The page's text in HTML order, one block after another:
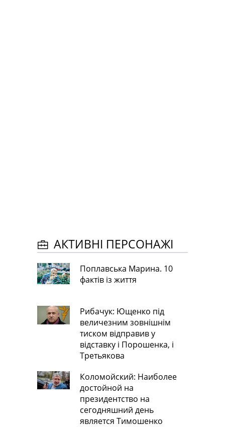
АКТИВНІ ПЕРСОНАЖІ
Поплавська Марина. 10
фактів із життя
Рибачук: Ющенко під
величезним зовнішнім
тиском відправив у
відставку і Порошенка, і
Третьякова
Коломойский: Наиболее
достойной на
президентство на
сегодняшний день
является Тимошенко